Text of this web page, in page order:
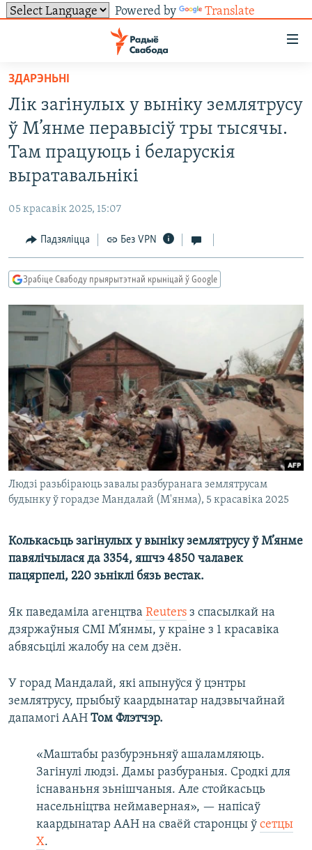
Powered by Translate
ўнівэрсальнага
доступу
Перайсьці
да
галоўнага
зьместу
Перайсьці
да
галоўнай
навігацыі
Перайсьці
да
пошуку
УСЕ НАВІНЫ
ЭКАНОМІКА
ВАЙНА
БЕЛАРУСЫ НА ВАЙНЕ
КУЛЬТУРА
КАЛЯНДАР
ТОЛЬКІ НА СВАБОДЗЕ
ПАДКАСТЫ
КНІГІ
АЎДЫЁКНІГІ
МОВА
НА ХВАЛЯХ СВАБОДЫ
СУВЯЗЬ
АБЫСЬЦІ БЛЯКАВАНЬНЕ
ПАДКАСТЫ
FACEBOOK
TWITTER
САЧЫЦЕ ЗА АБНАЎЛЕНЬНЯМІ
ЗДАРЭНЬНІ
Лік загінулых у выніку землятрусу
ў М’янме перавысіў тры тысячы.
Там працуюць і беларускія
выратавальнікі
05 красавік 2025, 15:07
Падзяліцца Без VPN
Зрабіце Свабоду прыярытэтнай крыніцай ў Google
Людзі разьбіраюць завалы разбуранага землятрусам
будынку ў горадзе Мандалай (М'янма), 5 красавіка 2025
Колькасьць загінулых у выніку землятрусу ў М’янме
павялічылася да 3354, яшчэ 4850 чалавек
пацярпелі, 220 зьніклі бязь вестак.
Як паведаміла агенцтва Reuters з спасылкай на
дзяржаўныя СМІ М’янмы, у краіне з 1 красавіка
абвясьцілі жалобу на сем дзён.
У горад Мандалай, які апынуўся ў цэнтры
землятрусу, прыбыў каардынатар надзвычайнай
дапамогі ААН Том Флэтчэр.
«Маштабы разбурэньняў ашаламляюць.
Загінулі людзі. Дамы разбураныя. Сродкі для
існаваньня зьнішчаныя. Але стойкасьць
насельніцтва неймаверная», — напісаў
каардынатар ААН на сваёй старонцы ў сетцы
X.